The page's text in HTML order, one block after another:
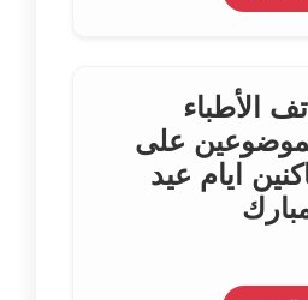
الأطباء
على
ايام عيد